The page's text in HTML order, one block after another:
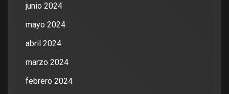
junio 2024
mayo 2024
abril 2024
marzo 2024
febrero 2024